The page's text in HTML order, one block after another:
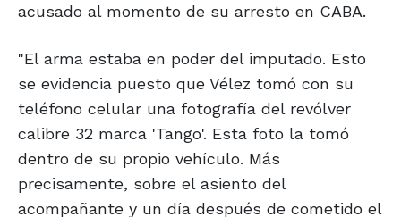
acusado al momento de su arresto en CABA.
"El arma estaba en poder del imputado. Esto
se evidencia puesto que Vélez tomó con su
teléfono celular una fotografía del revólver
calibre 32 marca 'Tango'. Esta foto la tomó
dentro de su propio vehículo. Más
precisamente, sobre el asiento del
acompañante y un día después de cometido el